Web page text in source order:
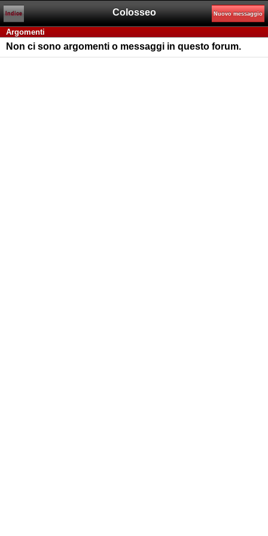
Colosseo
Indice Nuovo messaggio
Argomenti
Non ci sono argomenti o messaggi in questo forum.